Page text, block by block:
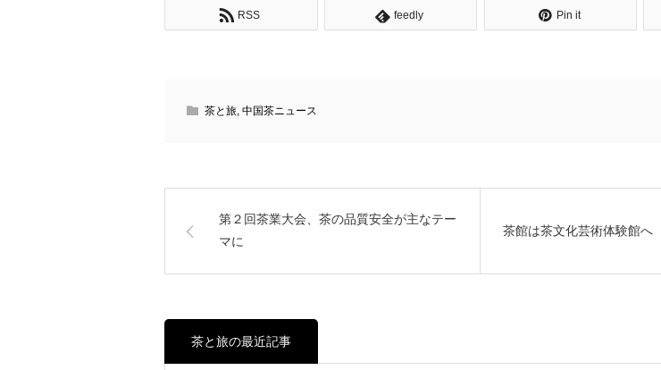
RSS feedly Pin it
茶と旅 中国茶ニュース
第２回茶業大会、茶の品質安全が主なテー
マに
茶館は茶文化芸術体験館へ
茶と旅の最近記事